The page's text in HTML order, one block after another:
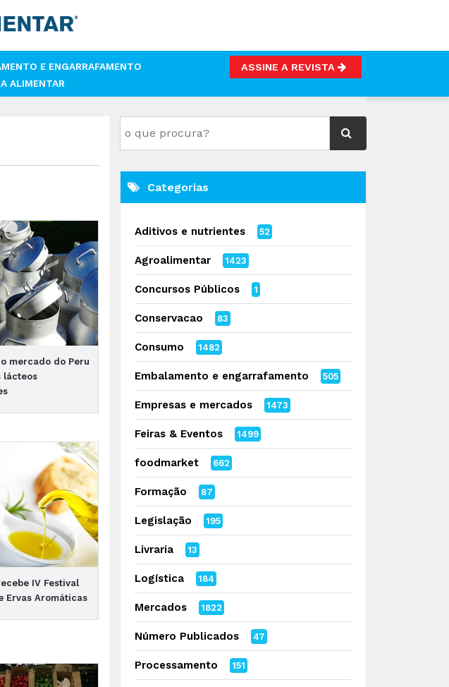
E ENGARRAFAMENTO
ALIMENTAR
ASSINE A REVISTA
mercado do Peru
lácteos
IV Festival
Ervas Aromáticas
Categorias
Aditivos e nutrientes 52
Agroalimentar 1423
Concursos Públicos 1
Conservacao 83
Consumo 1482
Embalamento e engarrafamento 505
Empresas e mercados 1473
Feiras & Eventos 1499
foodmarket 662
Formação 87
Legislação 195
Livraria 13
Logística 184
Mercados 1822
Número Publicados 47
Processamento 151